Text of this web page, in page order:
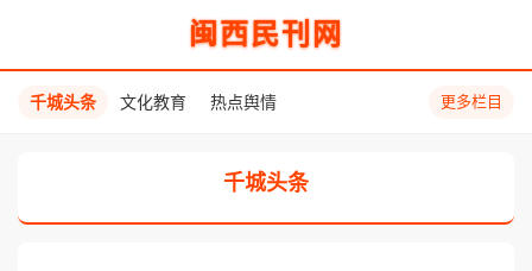
闽西民刊网
千城头条 文化教育 热点舆情 更多栏目
千城头条